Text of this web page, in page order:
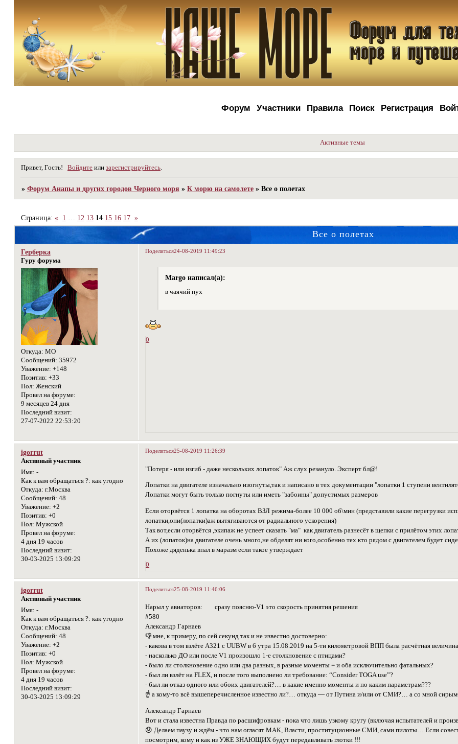
Форум Участники Правила Поиск Регистрация
Активные темы
Привет, Гость! Войдите или зарегистрируйтесь
» Форум Анапы и других городов Черного моря » К морю на самолете » Все о полетах
Все о полетах
Страница: « 1 12 13 14 15 16 17 »
Поделиться24-08-2019 11:49:23
Герберка
Гуру форума
Откуда: МО
Сообщений: 35972
Уважение: +148
Позитив: +33
Пол: Женский
Провел на форуме:
9 месяцев 24 дня
Последний визит:
27-07-2022 22:53:20
Margo написал(а):
в чаячий пух
0
Поделиться25-08-2019 11:26:39
igorrut
Активный участник
Имя: -
Как к вам обращаться ?: как угодно
Откуда: г.Москва
Сообщений: 48
Уважение: +2
Позитив: +0
Пол: Мужской
Провел на форуме:
4 дня 19 часов
Последний визит:
30-03-2025 13:09:29
"Потеря - или изгиб - даже нескольких лопаток" Аж слух резануло. Эксперт бл@!
Лопатки на двигателе изначально изогнуты,так и написано в тех документации "лопатки 1 ступени
Лопатки могут быть только погнуты или иметь "забоины" допустимых размеров
Если оторвётся 1 лопатка на оборотах ВЗЛ режима-более 10 000 об\мин (представили какие перегрузки
лопатки,они(лопатки)аж вытягиваются от радиального ускорения)
Так вот,если оторвётся ,экипаж не успеет сказать "ма" как двигатель разнесёт в щепки с прилётом этих
А их (лопаток)на двигателе очень много,не обделят ни кого,особенно тех кто рядом с двигателем будет
Похоже дяденька впал в маразм если такое утверждает
0
Поделиться25-08-2019 11:46:06
igorrut
Активный участник
Имя: -
Как к вам обращаться ?: как угодно
Откуда: г.Москва
Сообщений: 48
Уважение: +2
Позитив: +0
Пол: Мужской
Провел на форуме:
4 дня 19 часов
Последний визит:
30-03-2025 13:09:29
Нарыл у авиаторов: сразу поясню-V1 это скорость принятия решения
#580
Александр Гарнаев
👎 мне, к примеру, по сей секунд так и не известно достоверно:
- какова в том взлёте A321 c UUBW в 6 утра 15.08.2019 на 5-ти километровой ВПП была расчётная
- насколько ДО или после V1 произошло 1-е столкновение с птицами?
- было ли столкновение одно или два разных, в разные моменты = и оба исключительно фатальных?
- был ли взлёт на FLEX, и после того выполнено ли требование: “Consider TOGA use”?
- был ли отказ одного или обоих двигателей?… в какие именно моменты и по каким параметрам???
☝ а кому-то всё вышеперечисленное известно ли?… откуда — от Путина и/или от СМИ?… а со мной
Александр Гарнаев
Вот и стала известна Правда по расшифровкам - пока что лишь узкому кругу (включая испытателей и
😞 Делаем паузу и ждём - что нам огласят МАК, Власти, проституционные СМИ, сами пилоты… Если
посмотрим, кому и как из УЖЕ ЗНАЮЩИХ будут передавливать глотки !!!